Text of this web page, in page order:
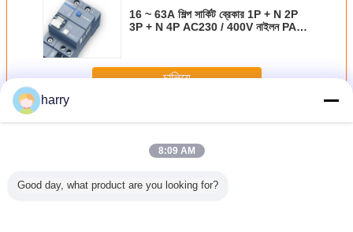
16 ~ 63A শিল্প সার্কিট ব্রেকার 1P + N 2P
3P + N 4P AC230 / 400V নাইলন PA6
চালিয়ে
অধিকশিল্প সার্কিট ব্রেকার
harry
8:09 AM
Good day, what product are you looking for?